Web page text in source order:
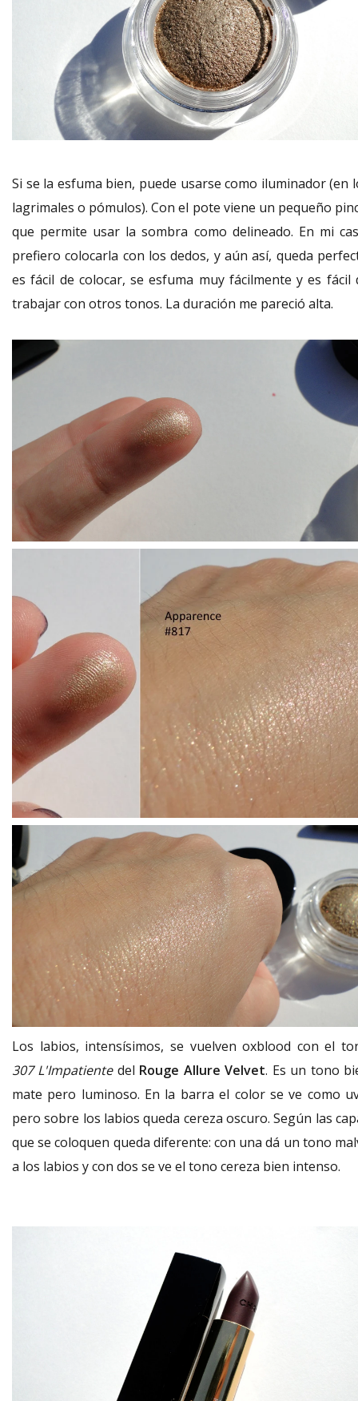
Si se la esfuma bien, puede usarse como iluminador (en
lagrimales o pómulos). Con el pote viene un pequeño
que permite usar la sombra como delineado. En mi
prefiero colocarla con los dedos, y aún así, queda
es fácil de colocar, se esfuma muy fácilmente y es fácil
trabajar con otros tonos. La duración me pareció alta.
Los labios, intensísimos, se vuelven oxblood con el
307 L'Impatientedel Rouge Allure Velvet. Es un tono
mate pero luminoso. En la barra el color se ve como
pero sobre los labios queda cereza oscuro. Según las
que se coloquen queda diferente: con una dá un tono
a los labios y con dos se ve el tono cereza bien intenso.